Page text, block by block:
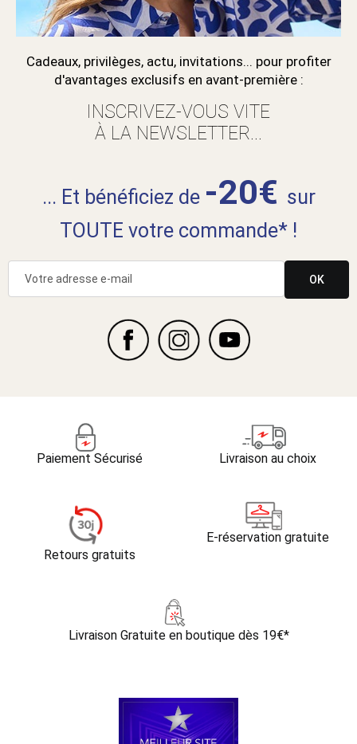
Cadeaux, privilèges, actu, invitations... pour profiter
d'avantages exclusifs en avant-première :
INSCRIVEZ-VOUS VITE
À LA NEWSLETTER...
... Et bénéficiez de -20€ sur
TOUTE votre commande* !
OK
Paiement Sécurisé Livraison au choix
Retours gratuits
E-réservation gratuite
Livraison Gratuite en boutique dès 19€*